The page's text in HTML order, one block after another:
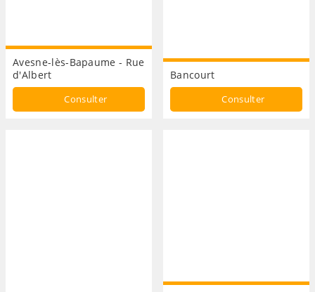
Avesne-lès-Bapaume - Rue
d'Albert
Consulter
Bancourt
Consulter